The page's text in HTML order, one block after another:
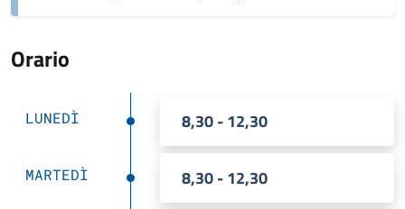
Orario
LUNEDÌ 8,30 - 12,30
MARTEDÌ 8,30 - 12,30